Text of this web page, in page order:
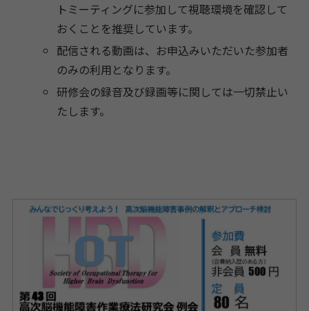
トミーティングに参加して視聴環境を確認して
おく ことを推奨しています。
配信される動画は、 お申込みいただいた参加者
のみの利用となります。
研修会の録音及び録画等に関しては一切禁止い
たします。